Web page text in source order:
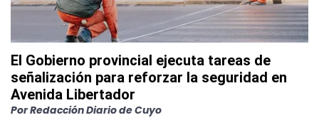
El Gobierno provincial ejecuta tareas de
señalización para reforzar la seguridad en
Avenida Libertador
PorRedacción Diario de Cuyo